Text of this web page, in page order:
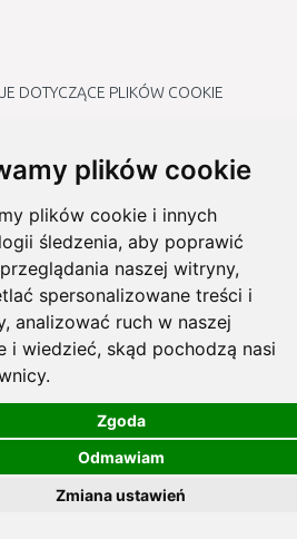
plików cookie
plików cookie i innych
śledzenia, aby poprawić
naszej witryny,
spersonalizowane treści i
analizować ruch w naszej
i wiedzieć, skąd pochodzą nasi
Zgoda
Odmawiam
Zmiana ustawień
DOTYCZĄCE PLIKÓW COOKIE